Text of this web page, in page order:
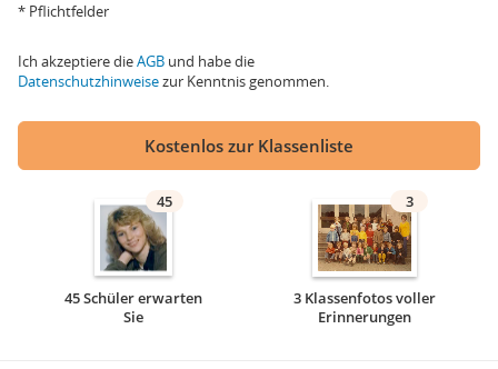
* Pflichtfelder
Ich akzeptiere dieAGB und habe die
Datenschutzhinweisezur Kenntnis genommen.
Kostenlos zur Klassenliste
45
45 Schüler erwarten
Sie
3
3 Klassenfotos voller
Erinnerungen